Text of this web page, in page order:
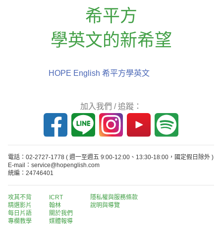
希平方
學英文的新希望
HOPE English 希平方學英文
加入我們 / 追蹤：
電話：02-2727-1778 ( 週一至週五 9:00-12:00、13:30-18:00，國定假日除外 )
E-mail：service@hopenglish.com
統編：24746401
攻其不背
精選影片
每日片語
專欄教學
ICRT
翰林
關於我們
媒體報導
隱私權與服務條款
說明與導覽